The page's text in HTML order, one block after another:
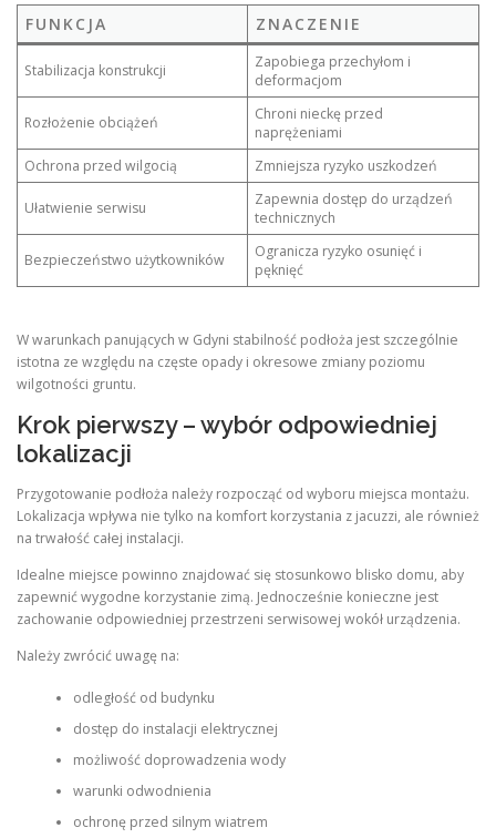
FUNKCJA ZNACZENIE
Stabilizacja konstrukcji
Zapobiega przechyłom i
deformacjom
Rozłożenie obciążeń
Chroni nieckę przed
naprężeniami
Ochrona przed wilgocią
Zmniejsza ryzyko uszkodzeń
Ułatwienie serwisu
Zapewnia dostęp do urządzeń
technicznych
Bezpieczeństwo użytkowników
Ogranicza ryzyko osunięć i
pęknięć
W warunkach panujących w Gdyni stabilność podłoża jest szczególnie
istotna ze względu na częste opady i okresowe zmiany poziomu
wilgotności gruntu.
Krok pierwszy – wybór odpowiedniej
lokalizacji
Przygotowanie podłoża należy rozpocząć od wyboru miejsca montażu.
Lokalizacja wpływa nie tylko na komfort korzystania z jacuzzi, ale również
na trwałość całej instalacji.
Idealne miejsce powinno znajdować się stosunkowo blisko domu, aby
zapewnić wygodne korzystanie zimą. Jednocześnie konieczne jest
zachowanie odpowiedniej przestrzeni serwisowej wokół urządzenia.
Należy zwrócić uwagę na:
odległość od budynku
dostęp do instalacji elektrycznej
możliwość doprowadzenia wody
warunki odwodnienia
ochronę przed silnym wiatrem